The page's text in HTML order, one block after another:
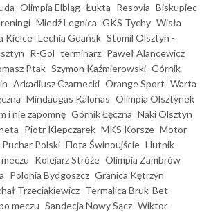
Olimpia Elbląg Łukta Resovia Biskupiec
Miedź Legnica GKS Tychy Wisła
Kielce Lechia Gdańsk Stomil Olsztyn -
R-Gol terminarz Paweł Alancewicz
Ptak Szymon Kaźmierowski Górnik
Arkadiusz Czarnecki Orange Sport Warta
Mindaugas Kalonas Olimpia Olsztynek
i nie zapomnę Górnik Łęczna Naki Olsztyn
Piotr Klepczarek MKS Korsze Motor
Polski Flota Świnoujście Hutnik
Kolejarz Stróże Olimpia Zambrów
Polonia Bydgoszcz Granica Kętrzyn
Trzeciakiewicz Termalica Bruk-Bet
meczu Sandecja Nowy Sącz Wiktor